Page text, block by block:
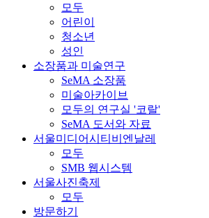
모두
어린이
청소년
성인
소장품과 미술연구
SeMA 소장품
미술아카이브
모두의 연구실 '코랄'
SeMA 도서와 자료
서울미디어시티비엔날레
모두
SMB 웹시스템
서울사진축제
모두
방문하기